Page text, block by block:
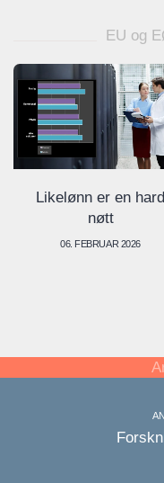
EU og
Likelønn er en hard
nøtt
06. FEBRUAR 2026